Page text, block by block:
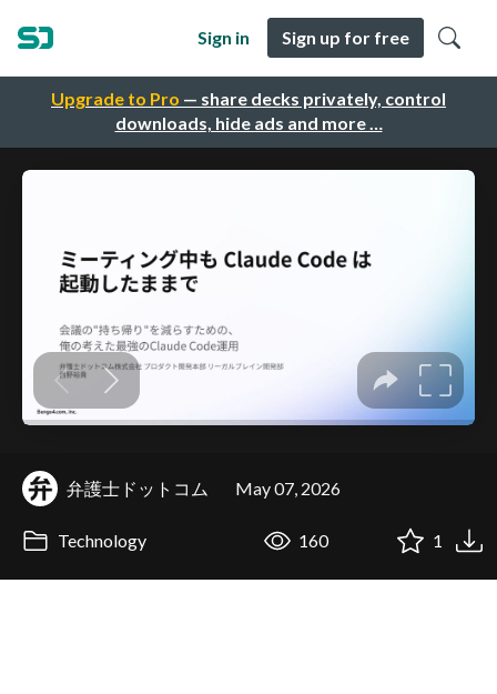
Upgrade to Pro — share decks privately, control
downloads, hide ads and more …
Sign in Sign up for free
弁護士ドットコム May 07, 2026
Technology 160 1